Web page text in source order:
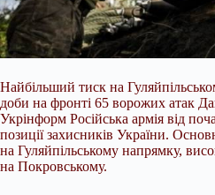
Найбільший тиск на
доби на фронті 65 ворожих атак
Укрінформ Російська армія від
позиції захисників України.
на Гуляйпільському напрямку,
на Покровському.